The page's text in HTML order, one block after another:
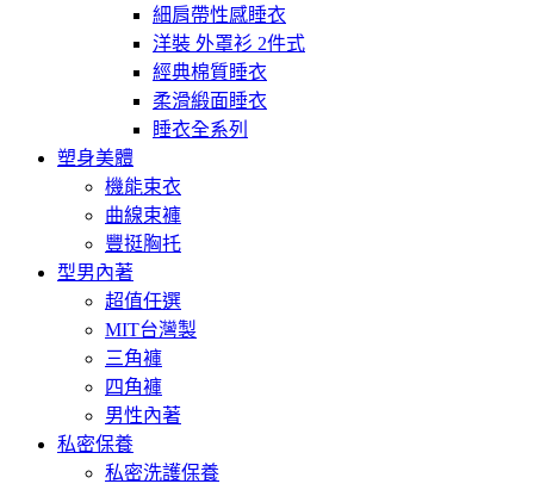
細肩帶性感睡衣
洋裝 外罩衫 2件式
經典棉質睡衣
柔滑緞面睡衣
睡衣全系列
塑身美體
機能束衣
曲線束褲
豐挺胸托
型男內著
超值任選
MIT台灣製
三角褲
四角褲
男性內著
私密保養
私密洗護保養